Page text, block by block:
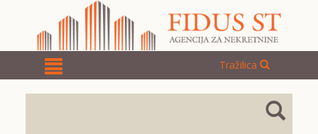
Tražilica